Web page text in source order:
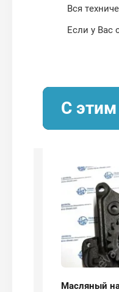
Вся
Если у Вас
С
Масляный